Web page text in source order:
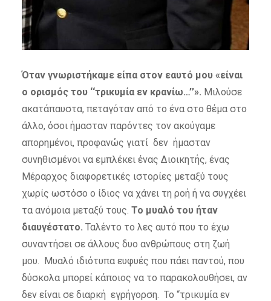
Όταν γνωριστήκαμε είπα στον εαυτό μου «είναι
ο ορισμός του ‘‘τρικυμία εν κρανίω…’’». Μιλούσε
ακατάπαυστα, πεταγόταν από το ένα στο θέμα στο
άλλο, όσοι ήμασταν παρόντες τον ακούγαμε
απορημένοι, προφανώς γιατί δεν ήμασταν
συνηθισμένοι να εμπλέκει ένας Διοικητής, ένας
Μέραρχος διαφορετικές ιστορίες μεταξύ τους
χωρίς ωστόσο ο ίδιος να χάνει τη ροή ή να συγχέει
τα ανόμοια μεταξύ τους. Το μυαλό του ήταν
διαυγέστατο. Ταλέντο το λες αυτό που το έχω
συναντήσει σε άλλους δυο ανθρώπους στη ζωή
μου. Μυαλό ιδιότυπα ευφυές που πάει παντού, που
δύσκολα μπορεί κάποιος να το παρακολουθήσει, αν
δεν είναι σε διαρκή εγρήγορση. Το “τρικυμία εν